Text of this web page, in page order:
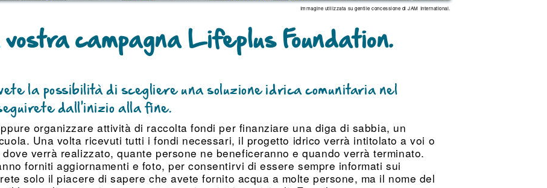
Immagine utilizzata su gentile concessione di JAM International.
campagna Lifeplus Foundation.
la possibilità di scegliere una soluzione idrica comunitaria nel
dall'inizio alla fine.
organizzare attività di raccolta fondi per finanziare una diga di sabbia, un
Una volta ricevuti tutti i fondi necessari, il progetto idrico verrà intitolato a voi o
verrà realizzato, quante persone ne beneficeranno e quando verrà terminato.
forniti aggiornamenti e foto, per consentirvi di essere sempre informati sui
solo il piacere di sapere che avete fornito acqua a molte persone, ma il nome del